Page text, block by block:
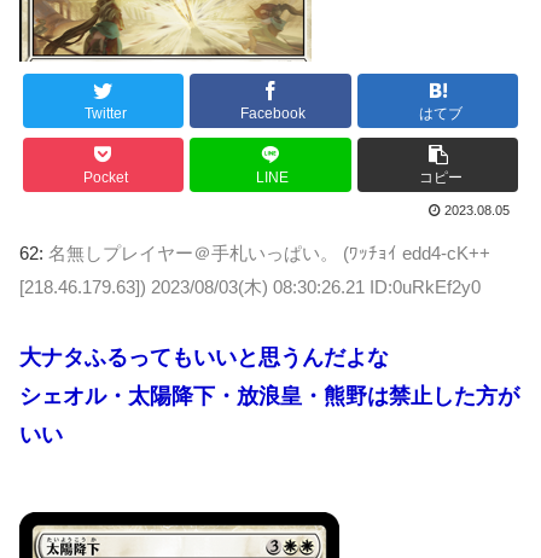
Twitter Facebook はてブ
Pocket LINE コピー
2023.08.05
62: 名無しプレイヤー＠手札いっぱい。 (ﾜｯﾁｮｲ edd4-cK++
[218.46.179.63]) 2023/08/03(木) 08:30:26.21 ID:0uRkEf2y0
大ナタふるってもいいと思うんだよな
シェオル・太陽降下・放浪皇・熊野は禁止した方が
いい